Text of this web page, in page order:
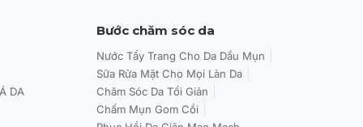
DA
Bước chăm sóc da
Nước Tẩy Trang Cho Da Dầu Mụn
Sữa Rửa Mặt Cho Mọi Làn Da
Chăm Sóc Da Tối Giản
Chấm Mụn Gom Cồi